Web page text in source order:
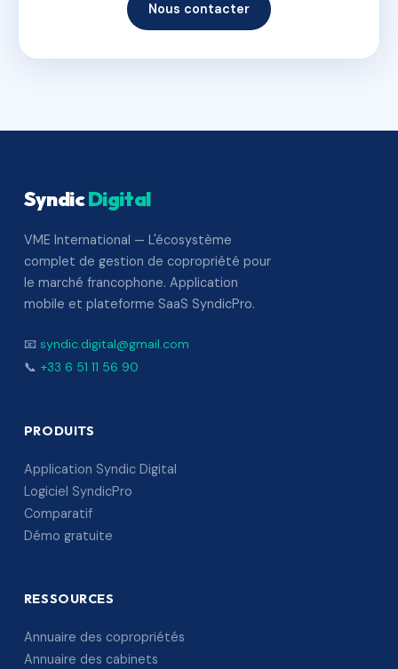
Nous contacter
SyndicDigital
VME International — L'écosystème
complet de gestion de copropriété pour
le marché francophone. Application
mobile et plateforme SaaS SyndicPro.
📧 syndic.digital@gmail.com
📞 +33 6 51 11 56 90
PRODUITS
Application Syndic Digital
Logiciel SyndicPro
Comparatif
Démo gratuite
RESSOURCES
Annuaire des copropriétés
Annuaire des cabinets